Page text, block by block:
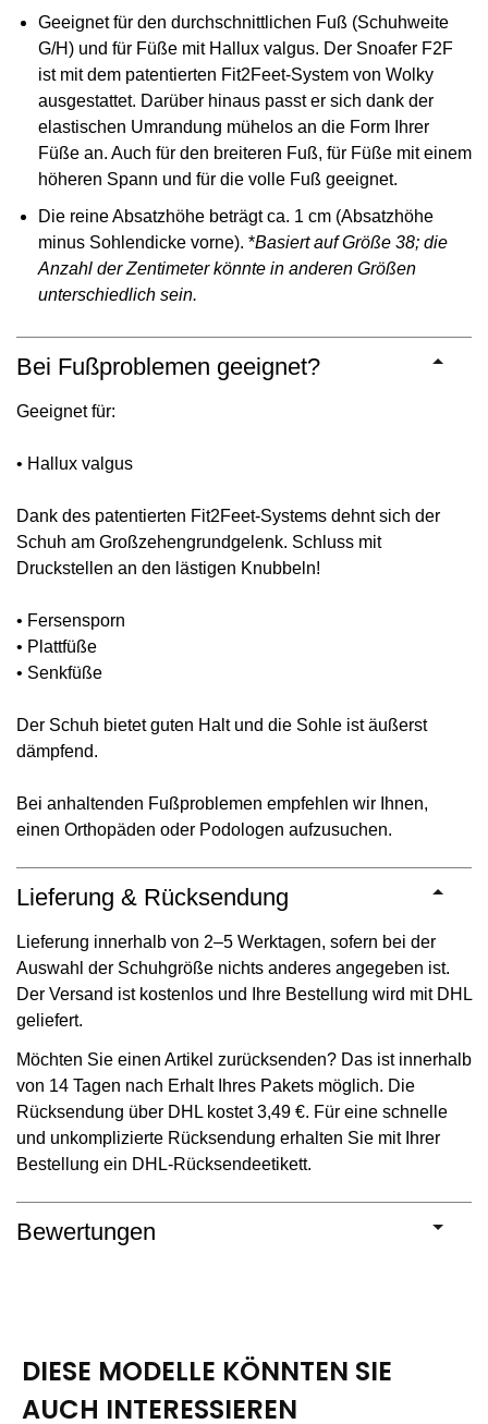
Geeignet für den durchschnittlichen Fuß (Schuhweite
G/H) und für Füße mit Hallux valgus. Der Snoafer F2F
ist mit dem patentierten Fit2Feet-System von Wolky
ausgestattet. Darüber hinaus passt er sich dank der
elastischen Umrandung mühelos an die Form Ihrer
Füße an. Auch für den breiteren Fuß, für Füße mit einem
höheren Spann und für die volle Fuß geeignet.
Die reine Absatzhöhe beträgt ca. 1 cm (Absatzhöhe
minus Sohlendicke vorne). *Basiert auf Größe 38; die
Anzahl der Zentimeter könnte in anderen Größen
unterschiedlich sein.
Bei Fußproblemen geeignet?
Geeignet für:
• Hallux valgus
Dank des patentierten Fit2Feet-Systems dehnt sich der
Schuh am Großzehengrundgelenk. Schluss mit
Druckstellen an den lästigen Knubbeln!
• Fersensporn
• Plattfüße
• Senkfüße
Der Schuh bietet guten Halt und die Sohle ist äußerst
dämpfend.
Bei anhaltenden Fußproblemen empfehlen wir Ihnen,
einen Orthopäden oder Podologen aufzusuchen.
Lieferung & Rücksendung
Lieferung innerhalb von 2–5 Werktagen, sofern bei der
Auswahl der Schuhgröße nichts anderes angegeben ist.
Der Versand ist kostenlos und Ihre Bestellung wird mit DHL
geliefert.
Möchten Sie einen Artikel zurücksenden? Das ist innerhalb
von 14 Tagen nach Erhalt Ihres Pakets möglich. Die
Rücksendung über DHL kostet 3,49 €. Für eine schnelle
und unkomplizierte Rücksendung erhalten Sie mit Ihrer
Bestellung ein DHL-Rücksendeetikett.
Bewertungen
DIESE MODELLE KÖNNTEN SIE
AUCH INTERESSIEREN